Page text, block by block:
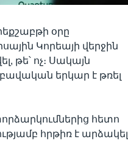
օրը
Կորեայի վերջին
թե՝ ոչ։ Սակայն
երկար է թռել
հետո
հրթիռ է արձակել